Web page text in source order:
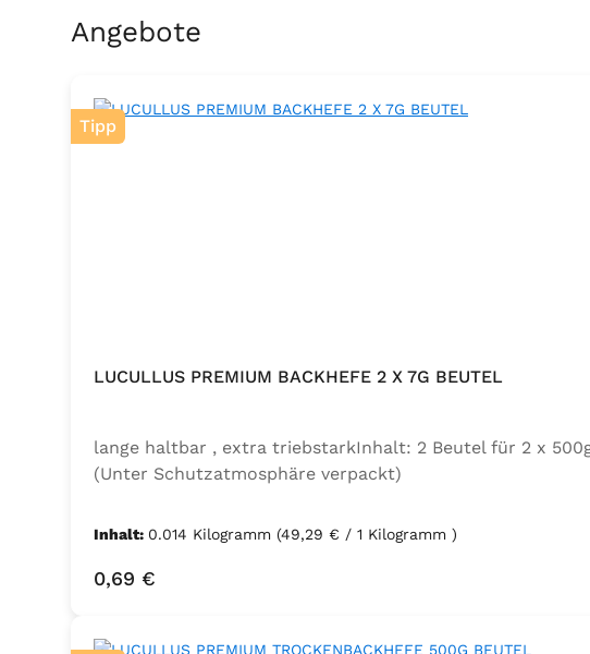
Produktgalerie überspringen
Angebote
Tipp
LUCULLUS PREMIUM BACKHEFE 2 X 7G BEUTEL
lange haltbar , extra triebstarkInhalt: 2 Beutel für 2 x
(Unter Schutzatmosphäre verpackt)
Inhalt: 0.014 Kilogramm (49,29 € / 1 Kilogramm )
Regulärer Preis:
0,69 €